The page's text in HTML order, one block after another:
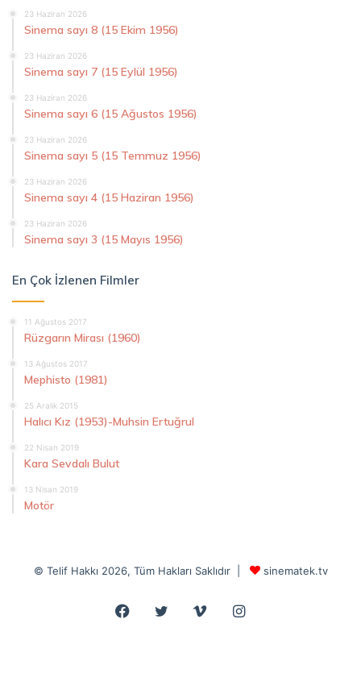
23 Haziran 2026
Sinema sayı 8 (15 Ekim 1956)
23 Haziran 2026
Sinema sayı 7 (15 Eylül 1956)
23 Haziran 2026
Sinema sayı 6 (15 Ağustos 1956)
23 Haziran 2026
Sinema sayı 5 (15 Temmuz 1956)
23 Haziran 2026
Sinema sayı 4 (15 Haziran 1956)
23 Haziran 2026
Sinema sayı 3 (15 Mayıs 1956)
En Çok İzlenen Filmler
11 Ağustos 2017
Rüzgarın Mirası (1960)
13 Ağustos 2017
Mephisto (1981)
25 Aralık 2015
Halıcı Kız (1953)-Muhsin Ertuğrul
22 Nisan 2019
Kara Sevdalı Bulut
13 Nisan 2019
Motör
© Telif Hakkı 2026, Tüm Hakları Saklıdır | sinematek.tv
Facebook
TwitterVimeoInstagram